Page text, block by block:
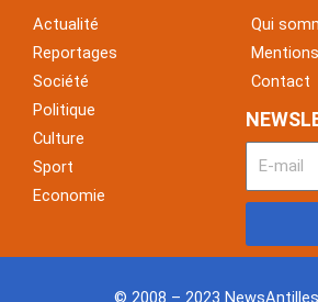
o
o
k
Actualité
Reportages
Société
Politique
Culture
Sport
Economie
Qui
Contact